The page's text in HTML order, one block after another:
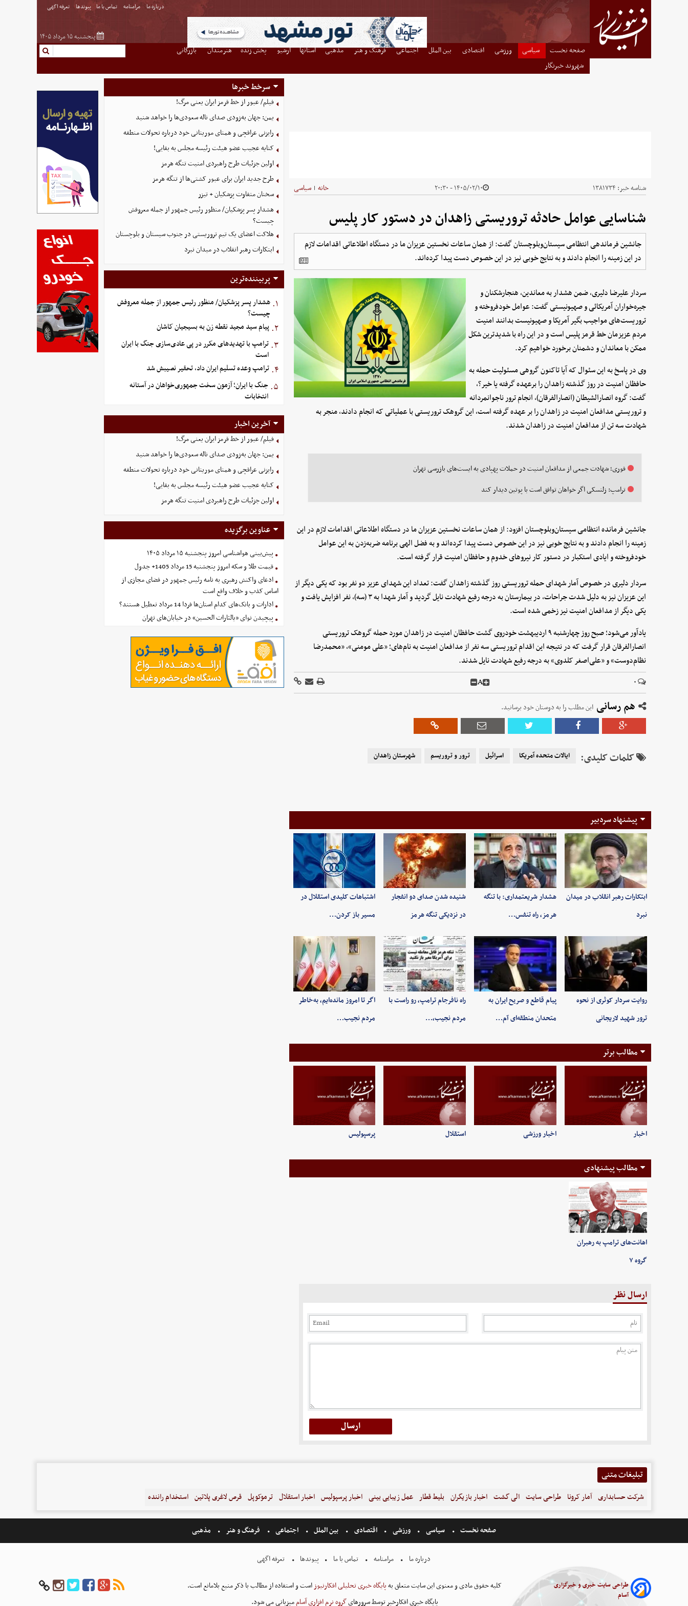
درباره ما مرامنامه تماس با ما پیوندها تعرفه اگهی
پنجشنبه ۱۵ مرداد ۱۴۰۵
صفحه نخست سیاسی ورزشی اقتصادی بین الملل اجتماعی فرهنگ و هنر مذهبی استانها آرشیو پخش زنده هنرمندان
بازرگانی
شهروند خبرنگار
شناسه خبر: ۱۳۸۱۷۳۴ ۱۴۰۵/۰۲/۱۰ - ۲۰:۳۰ خانه | سیاسی
شناسایی عوامل حادثه تروریستی زاهدان در دستور کار پلیس
جانشین فرماندهی انتظامی سیستان‌وبلوچستان گفت: از همان ساعات نخستین عزیزان ما در دستگاه اطلاعاتی اقدامات لازم
در این زمینه را انجام دادند و به نتایج خوبی نیز در این خصوص دست پیدا کرده‌اند.
سردار علیرضا دلیری، ضمن هشدار به معاندین، هنجارشکنان و
جیره‌خواران آمریکائی و صهیونیستی گفت: عوامل خودفروخته و
تروریست‌های مواجیب بگیر آمریکا و صهیونیست بدانند امنیت
مردم عزیزمان خط قرمز پلیس است و در این راه با شدیدترین شکل
ممکن با معاندان و دشمنان برخورد خواهیم کرد.
وی در پاسخ به این سئوال که آیا تاکنون گروهی مسئولیت حمله به
حافظان امنیت در روز گذشته زاهدان را برعهده گرفته یا خیر؟،
گفت: گروه انصارالشیطان (انصارالفرقان)، انجام ترور ناجوانمردانه
و تروریستی مدافعان امنیت در زاهدان را بر عهده گرفته است، این گروهک تروریستی با عملیاتی که انجام دادند، منجر به
شهادت سه تن از مدافعان امنیت در زاهدان شدند.
فوری؛ شهادت جمعی از مدافعان امنیت در حملات پهپادی به ایست‌های بازرسی تهران
ترامپ: زلنسکی اگر خواهان توافق است با پوتین دیدار کند
جانشین فرمانده انتظامی سیستان‌وبلوچستان افزود: از همان ساعات نخستین عزیزان ما در دستگاه اطلاعاتی اقدامات لازم در این
زمینه را انجام دادند و به نتایج خوبی نیز در این خصوص دست پیدا کرده‌اند و به فضل الهی برنامه ضربه‌زدن به این عوامل
خودفروخته و ایادی استکبار در دستور کار نیروهای خدوم و حافظان امنیت قرار گرفته است.
سردار دلیری در خصوص آمار شهدای حمله تروریستی روز گذشته زاهدان گفت: تعداد این شهدای عزیز دو نفر بود که یکی دیگر از
این عزیزان نیز به دلیل شدت جراحات، در بیمارستان به درجه رفیع شهادت نایل گردید و آمار شهدا به ۳ (سه)، نفر افزایش یافت و
یکی دیگر از مدافعان امنیت نیز زخمی شده است.
یادآور می‌شود؛ صبح روز چهارشنبه ۹ اردیبهشت خودروی گشت حافظان امنیت در زاهدان مورد حمله گروهک تروریستی
انصارالفرقان قرار گرفت که در نتیجه این اقدام تروریستی سه نفر از مدافعان امنیت به نام‌های؛ «علی مومنی»، «محمدرضا
نظام‌دوست» و «علی‌اصغر کلدوی» به درجه رفیع شهادت نایل شدند.
۰ A
هم رسانی این مطلب را به دوستان خود برسانید.
کلمات کلیدی: ایالات متحده آمریکا اسرائیل ترور و تروریسم شهرستان زاهدان
پیشنهاد سردبیر
ابتکارات رهبر انقلاب در میدان
نبرد
هشدار شریعتمداری: با تنگه
هرمز، راه تنفس…
شنیده شدن صدای دو انفجار
در نزدیکی تنگه هرمز
اشتباهات کلیدی استقلال در
مسیر باز کردن…
روایت سردار کوثری از نحوه
ترور شهید لاریجانی
پیام قاطع و صریح ایران به
متحدان منطقه‌ای آم…
راه نافرجام ترامپ، رو راست با
مردم نجیب،…
اگر تا امروز مانده‌ایم، به‌خاطر
مردم نجیب…
مطالب برتر
اخبار اخبار ورزشی استقلال پرسپولیس
مطالب پیشنهادی
اهانت‌های ترامپ به رهبران
گروه ۷
ارسال نظر
سرخط خبرها
فیلم/ عبور از خط قرمز ایران یعنی مرگ!
یمن: جهان به‌زودی صدای ناله سعودی‌ها را خواهد شنید
رایزنی عراقچی و همتای موریتانی خود درباره تحولات منطقه
کنایه عجیب عضو هیئت رئیسه مجلس به بقایی!
اولین جزئیات طرح راهبردی امنیت تنگه هرمز
طرح جدید ایران برای عبور کشتی‌ها از تنگه هرمز
سخنان متفاوت پزشکیان + تیزر
هشدار پسر پزشکیان/ منظور رئیس جمهور از جمله معروفش
چیست؟
هلاکت اعضای یک تیم تروریستی در جنوب سیستان و بلوچستان
ابتکارات رهبر انقلاب در میدان نبرد
پربیننده‌ترین
۱. هشدار پسر پزشکیان/ منظور رئیس جمهور از جمله معروفش
چیست؟
۲. پیام سید مجید نقطه زن به بسیجیان کاشان
۳. ترامپ با تهدیدهای مکرر در پی عادی‌سازی جنگ با ایران
است
۴. ترامپ وعده تسلیم ایران داد، تحقیر نصیبش شد
۵. جنگ با ایران؛ آزمون سخت جمهوری‌خواهان در آستانه
انتخابات
آخرین اخبار
فیلم/ عبور از خط قرمز ایران یعنی مرگ!
یمن: جهان به‌زودی صدای ناله سعودی‌ها را خواهد شنید
رایزنی عراقچی و همتای موریتانی خود درباره تحولات منطقه
کنایه عجیب عضو هیئت رئیسه مجلس به بقایی!
اولین جزئیات طرح راهبردی امنیت تنگه هرمز
عناوین برگزیده
پیش‌بینی هواشناسی امروز پنجشنبه ۱۵ مرداد ۱۴۰۵
قیمت طلا و سکه امروز پنجشنبه 15 مرداد 1405+ جدول
ادعای واکنش رهبری به نامه رئیس جمهور در فضای مجازی از
اساس کذب و خلاف واقع است
ادارات و بانک‌های کدام استان‌ها فردا 14 مرداد تعطیل هستند؟
پیچیدن نوای «یالثارات الحسین» در خیابان‌های تهران
تبلیغات متنی
شرکت حسابداری آمار کرونا طراحی سایت الی گشت اخبار بازیگران بلیط قطار عمل زیبایی بینی اخبار پرسپولیس اخبار استقلال ترموکوپل قرص لاغری پلاتین استخدام راننده
صفحه نخست سیاسی ورزشی اقتصادی بین الملل اجتماعی فرهنگ و هنر مذهبی
درباره ما مرامنامه تماس با ما پیوندها تعرفه اگهی
طراحی سایت خبری و خبرگزاری
آسام
کلیه حقوق مادی و معنوی این سایت متعلق بهپایگاه خبری تحلیلی افکارنیوزاست و استفاده از مطالب با ذکر منبع بلامانع است.
پایگاه خبری افکارخبر توسط سرورهایگروه نرم افزاری آساممیزبانی می شود.